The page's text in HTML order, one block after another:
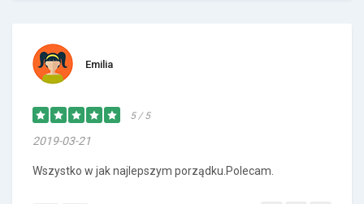
Emilia
5 / 5
2019-03-21
Wszystko w jak najlepszym porządku.Polecam.